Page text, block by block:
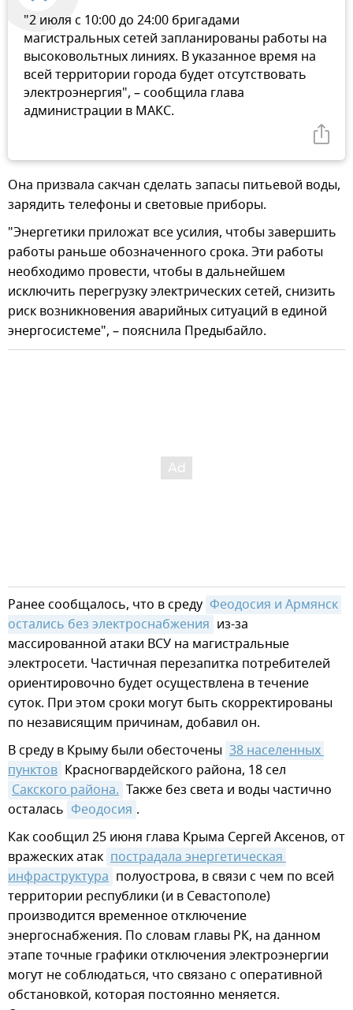
"2 июля с 10:00 до 24:00 бригадами
магистральных сетей запланированы работы на
высоковольтных линиях. В указанное время на
всей территории города будет отсутствовать
электроэнергия", – сообщила глава
администрации в МАКС.
Она призвала сакчан сделать запасы питьевой воды,
зарядить телефоны и световые приборы.
"Энергетики приложат все усилия, чтобы завершить
работы раньше обозначенного срока. Эти работы
необходимо провести, чтобы в дальнейшем
исключить перегрузку электрических сетей, снизить
риск возникновения аварийных ситуаций в единой
энергосистеме", – пояснила Предыбайло.
Ранее сообщалось, что в среду Феодосия и Армянск
остались без электроснабжения из-за
массированной атаки ВСУ на магистральные
электросети. Частичная перезапитка потребителей
ориентировочно будет осуществлена в течение
суток. При этом сроки могут быть скорректированы
по независящим причинам, добавил он.
В среду в Крыму были обесточены 38 населенных
пунктов Красногвардейского района, 18 сел
Сакского района. Также без света и воды частично
осталась Феодосия .
Как сообщил 25 июня глава Крыма Сергей Аксенов, от
вражеских атак пострадала энергетическая
инфраструктура полуострова, в связи с чем по всей
территории республики (и в Севастополе)
производится временное отключение
энергоснабжения. По словам главы РК, на данном
этапе точные графики отключения электроэнергии
могут не соблюдаться, что связано с оперативной
обстановкой, которая постоянно меняется.